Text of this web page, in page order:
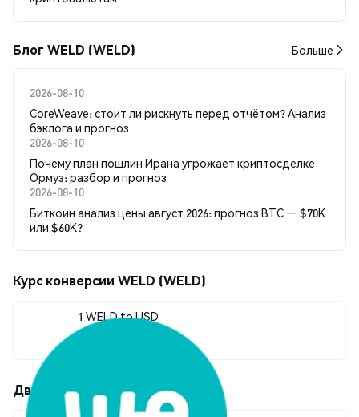
Блог WELD (WELD) Больше
2026-08-10
CoreWeave: стоит ли рискнуть перед отчётом? Анализ
бэклога и прогноз
2026-08-10
Почему план пошлин Ирана угрожает криптосделке
Ормуз: разбор и прогноз
2026-08-10
Биткоин анализ цены август 2026: прогноз BTC — $70K
или $60K?
Курс конверсии WELD (WELD)
1 WELD to USD
Движения цены WELD (WELD)